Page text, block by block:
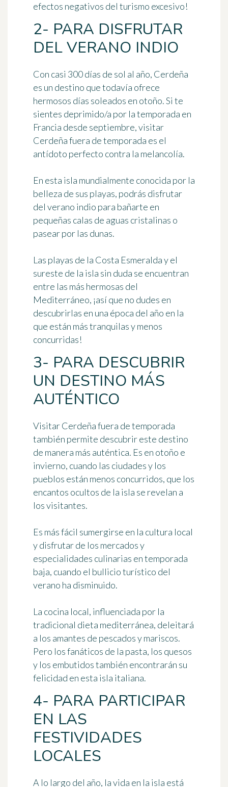
efectos negativos del turismo excesivo!
2- PARA DISFRUTAR
DEL VERANO INDIO
Con casi 300 días de sol al año, Cerdeña
es un destino que todavía ofrece
hermosos días soleados en otoño. Si te
sientes deprimido/a por la temporada en
Francia desde septiembre,visitar
Cerdeña fuera de temporada es el
antídoto perfecto contra la melancolía.
En esta isla mundialmente conocida por la
belleza de sus playas, podrás disfrutar
del verano indio para bañarte en
pequeñas calas de aguas cristalinas o
pasear por las dunas.
Las playas de la Costa Esmeralda y el
sureste de la isla sin duda se encuentran
entre las más hermosas del
Mediterráneo, ¡así que no dudes en
descubrirlas en una época del año en la
que están más tranquilas y menos
concurridas!
3- PARA DESCUBRIR
UN DESTINO MÁS
AUTÉNTICO
Visitar Cerdeña fuera de temporada
también permite descubrir este destino
de manera más auténtica. Es en otoño e
invierno, cuando las ciudades y los
pueblos están menos concurridos, que los
encantos ocultos de la isla se revelan a
los visitantes.
Es más fácil sumergirse en la cultura local
y disfrutar de los mercados y
especialidades culinarias en temporada
baja, cuando el bullicio turístico del
verano ha disminuido.
La cocina local, influenciada por la
tradicional dieta mediterránea, deleitará
a los amantes de pescados y mariscos.
Pero los fanáticos de la pasta, los quesos
y los embutidos también encontrarán su
felicidad en esta isla italiana.
4- PARA PARTICIPAR
EN LAS
FESTIVIDADES
LOCALES
A lo largo del año, la vida en la isla está